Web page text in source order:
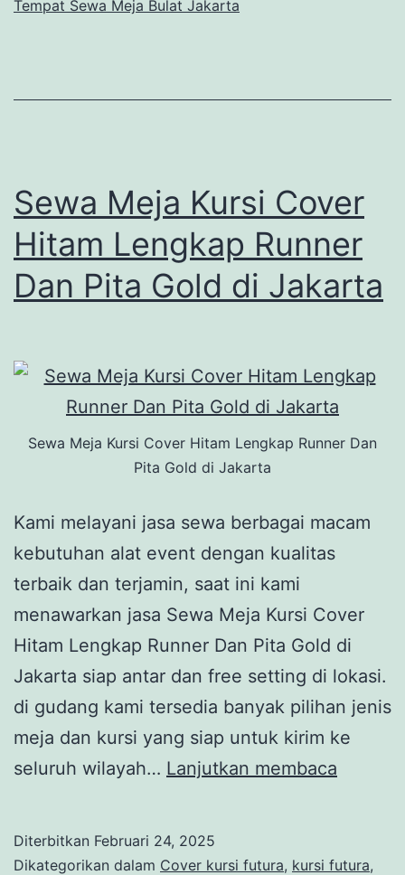
Tempat Sewa Meja Bulat Jakarta
Sewa Meja Kursi Cover
Hitam Lengkap Runner
Dan Pita Gold di Jakarta
Sewa Meja Kursi Cover Hitam Lengkap Runner Dan
Pita Gold di Jakarta
Kami melayani jasa sewa berbagai macam
kebutuhan alat event dengan kualitas
terbaik dan terjamin, saat ini kami
menawarkan jasa Sewa Meja Kursi Cover
Hitam Lengkap Runner Dan Pita Gold di
Jakarta siap antar dan free setting di lokasi.
di gudang kami tersedia banyak pilihan jenis
meja dan kursi yang siap untuk kirim ke
seluruh wilayah… Lanjutkan membaca
Cover
Diterbitkan Februari 24, 2025
Dikategorikan dalam Cover kursi futura, kursi futura,